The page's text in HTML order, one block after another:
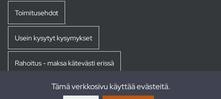
Toimitusehdot
Usein kysytyt kysymykset
Rahoitus - maksa kätevästi erissä
Tämä verkkosivu käyttää evästeitä.